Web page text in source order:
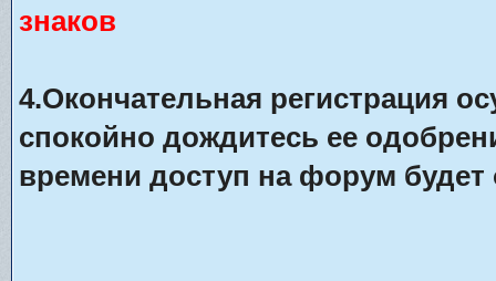
знаков
4.Окончательная регистрация
спокойно дождитесь ее
времени доступ на форум будет